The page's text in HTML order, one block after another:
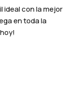
ideal con la mejor
en toda la